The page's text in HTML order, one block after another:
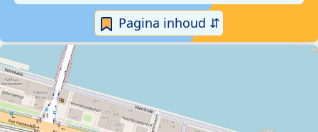
Pagina inhoud ⇵